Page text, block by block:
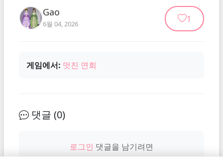
Gao
6월 04, 2026 1
게임에서: 멋진 연회
댓글 (0)
로그인 댓글을 남기려면